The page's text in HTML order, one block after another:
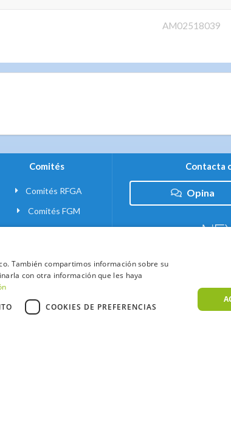
AM02518039
Comités
Comités RFGA
Comités FGM
Contacta
Opina
También compartimos información sobre su
con otra información que les haya
COOKIES DE PREFERENCIAS